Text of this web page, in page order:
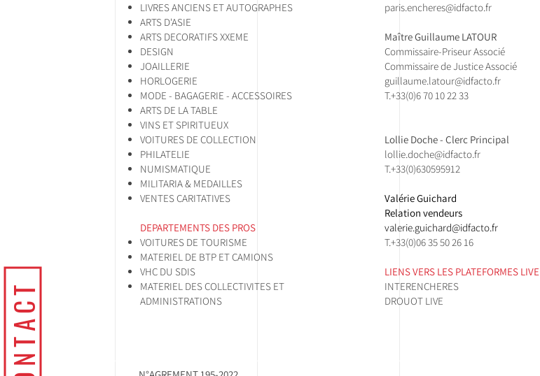
CONTACT
LIVRES ANCIENS ET AUTOGRAPHES
ARTS D'ASIE
ARTS DECORATIFS XXEME
DESIGN
JOAILLERIE
HORLOGERIE
MODE - BAGAGERIE - ACCESSOIRES
ARTS DE LA TABLE
VINS ET SPIRITUEUX
VOITURES DE COLLECTION
PHILATELIE
NUMISMATIQUE
MILITARIA & MEDAILLES
VENTES CARITATIVES
DEPARTEMENTS DES PROS
VOITURES DE TOURISME
MATERIEL DE BTP ET CAMIONS
VHC DU SDIS
MATERIEL DES COLLECTIVITES ET
ADMINISTRATIONS
paris.encheres@idfacto.fr
Maître Guillaume LATOUR
Commissaire-Priseur Associé
Commissaire de Justice Associé
guillaume.latour@idfacto.fr
T.+33(0)6 70 10 22 33
Lollie Doche - Clerc Principal
lollie.doche@idfacto.fr
T.+33(0)630595912
Valérie Guichard
Relation vendeurs
valerie.guichard@idfacto.fr
T.+33(0)06 35 50 26 16
LIENS VERS LES PLATEFORMES LIVE
INTERENCHERES
DROUOT LIVE